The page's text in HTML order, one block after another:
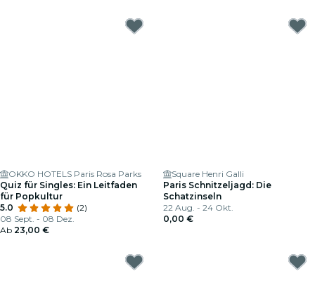
OKKO HOTELS Paris Rosa Parks
Quiz für Singles: Ein Leitfaden
für Popkultur
5.0
(2)
08 Sept. - 08 Dez.
Ab 23,00 €
Square Henri Galli
Paris Schnitzeljagd: Die
Schatzinseln
22 Aug. - 24 Okt.
0,00 €